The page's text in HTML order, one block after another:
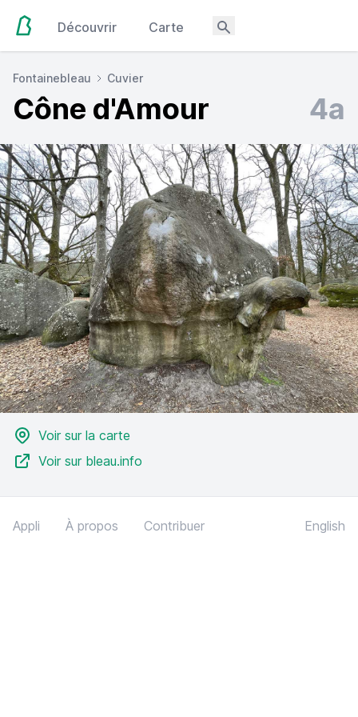
Découvrir Carte
Fontainebleau Cuvier
Cône d'Amour 4a
Voir sur la carte
Voir sur bleau.info
Appli À propos Contribuer English